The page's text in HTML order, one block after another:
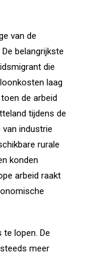
van de
belangrijkste
die
laag
de arbeid
tijdens de
industrie
rurale
konden
arbeid raakt
lopen. De
meer